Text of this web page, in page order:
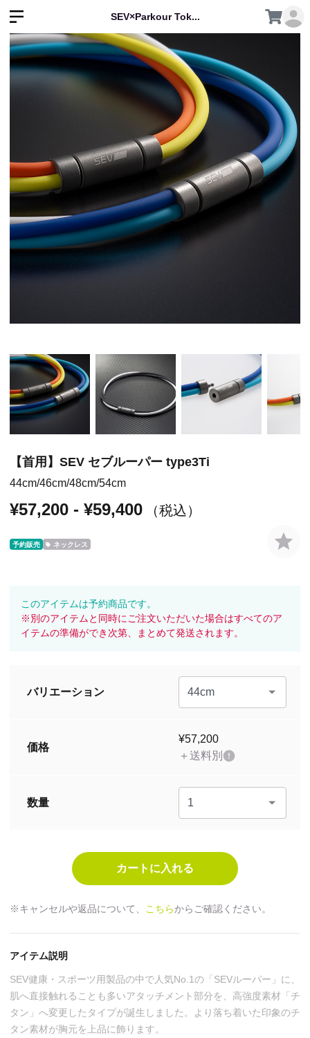
SEV×Parkour Tok...
【首用】SEV セブルーパー type3Ti
44cm 46cm 48cm 54cm
¥57,200 - ¥59,400 （税込）
予約販売 ネックレス
このアイテムは予約商品です。
※別のアイテムと同時にご注文いただいた場合はすべてのア
イテムの準備ができ次第、まとめて発送されます。
バリエーション
価格
¥57,200
＋送料別
数量
※キャンセルや返品について、 こちらからご確認ください。
アイテム説明
SEV健康・スポーツ用製品の中で人気No.1の「SEVルーパー」に、
肌へ直接触れることも多いアタッチメント部分を、高強度素材「チ
タン」へ変更したタイプが誕生しました。より落ち着いた印象のチ
タン素材が胸元を上品に飾ります。